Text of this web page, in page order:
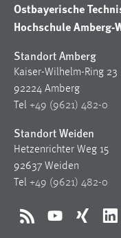
Ostbayerische
Hochschule Amberg-
Standort Amberg
Kaiser-Wilhelm-Ring 23
92224 Amberg
Tel +49 (9621) 482-0
Standort Weiden
Hetzenrichter Weg 15
92637 Weiden
Tel +49 (9621) 482-0
RSS YouTubeXing
Plattformen
externen Medien
YouTube
Vimeo